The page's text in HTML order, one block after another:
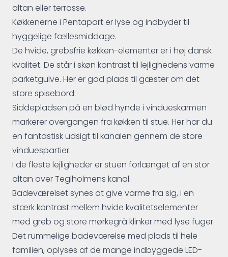
altan eller terrasse.
Køkkenerne i Pentapart er lyse og indbyder til
hyggelige fællesmiddage.
De hvide, grebsfrie køkken-elementer er i høj dansk
kvalitet. De står i skøn kontrast til lejlighedens varme
parketgulve. Her er god plads til gæster om det
store spisebord.
Siddepladsen på en blød hynde i vindueskarmen
markerer overgangen fra køkken til stue. Her har du
en fantastisk udsigt til kanalen gennem de store
vinduespartier.
I de fleste lejligheder er stuen forlænget af en stor
altan over Teglholmens kanal.
Badeværelset synes at give varme fra sig, i en
stærk kontrast mellem hvide kvalitetselementer
med greb og store mørkegrå klinker med lyse fuger.
Det rummelige badeværelse med plads til hele
familien, oplyses af de mange indbyggede LED-